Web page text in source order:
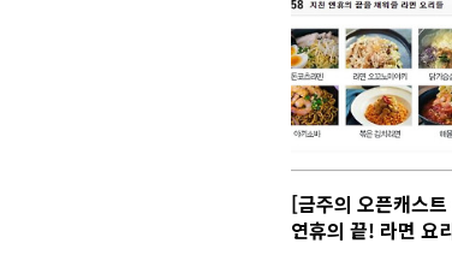
[금주의 오픈캐스
연휴의 끝! 라면 요